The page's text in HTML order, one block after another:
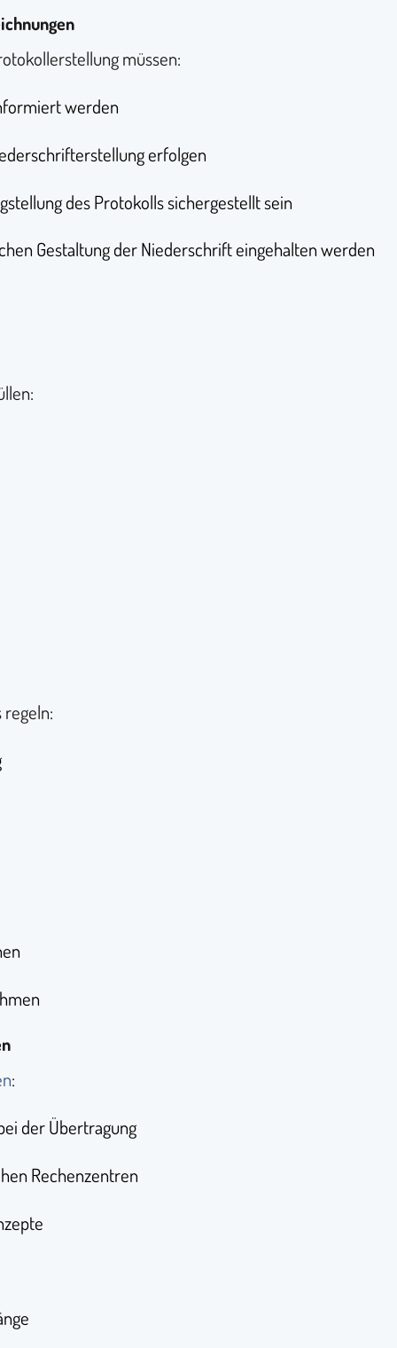
müssen:
werden
erfolgen
des Protokolls sichergestellt sein
Gestaltung der Niederschrift eingehalten werden
:
der Übertragung
Rechenzentren